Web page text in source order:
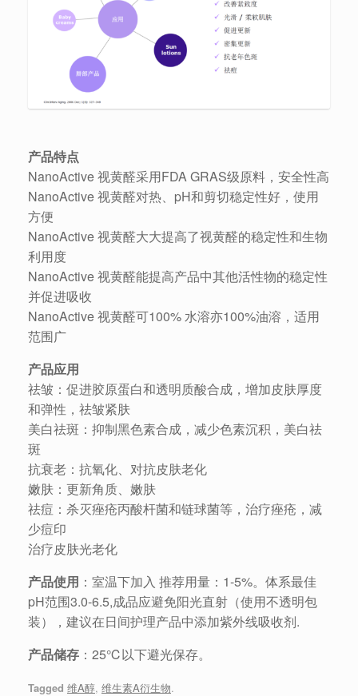
产品特点
NanoActive 视黄醛采用FDA GRAS级原料，安全性高
NanoActive 视黄醛对热、pH和剪切稳定性好，使用
方便
NanoActive 视黄醛大大提高了视黄醛的稳定性和生物
利用度
NanoActive 视黄醛能提高产品中其他活性物的稳定性
并促进吸收
NanoActive 视黄醛可100% 水溶亦100%油溶，适用
范围广
产品应用
祛皱：促进胶原蛋白和透明质酸合成，增加皮肤厚度
和弹性，祛皱紧肤
美白祛斑：抑制黑色素合成，减少色素沉积，美白祛
斑
抗衰老：抗氧化、对抗皮肤老化
嫩肤：更新角质、嫩肤
祛痘：杀灭痤疮丙酸杆菌和链球菌等，治疗痤疮，减
少痘印
治疗皮肤光老化
产品使用 ：室温下加入 推荐用量：1-5%。体系最佳
pH范围3.0-6.5,成品应避免阳光直射（使用不透明包
装），建议在日间护理产品中添加紫外线吸收剂.
产品储存 ：25℃以下避光保存。
Tagged 维A醇, 维生素A衍生物.